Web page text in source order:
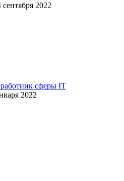
сентября 2022
сферы IT
2022